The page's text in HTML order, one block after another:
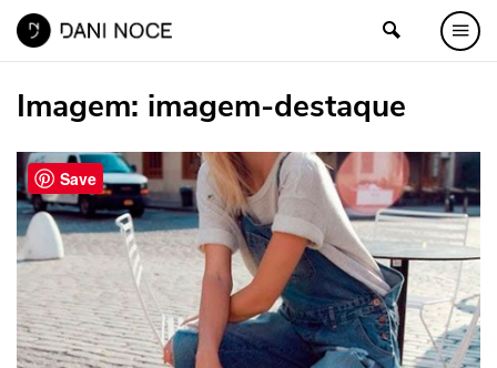
Imagem: imagem-destaque
Save